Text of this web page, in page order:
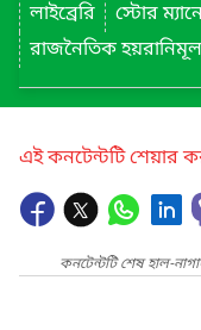
লাইব্রেরি
স্টোর
রাজনৈতিক
এই কনটেন্টটি শেয়ার
কনটেন্টটি শেষ হাল-